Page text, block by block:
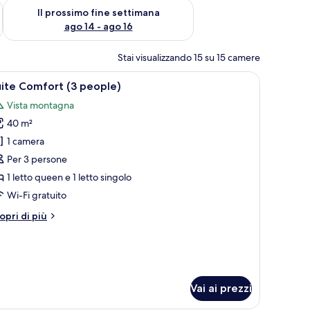
ago 7 - ago 9
Il prossimo fine settimana
ago 14 - ago 16
Verifica la disponibilità per il prossimo fine settimana, ago 14
Stai visualizzando 15 su 15 camere
a parete.
legno, un letto con biancheria da letto bianca e una coperta rossa
Una camera da letto con un letto a
12 Comfort (3 people)
Vista montagna
40 m²
1 camera
Per 3 persone
1 letto queen e 1 letto singolo
Wi-Fi gratuito
di più
Vai ai prezzi